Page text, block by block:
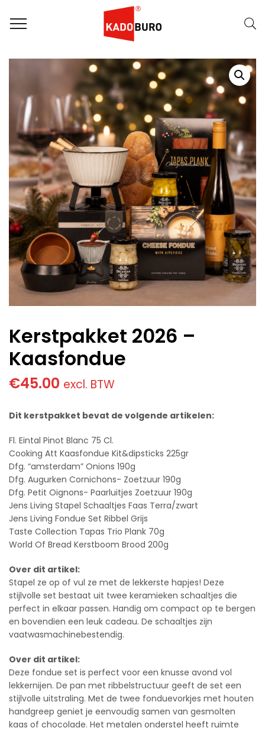
Home
Kerstpakketten
Kerstpakket 2026 – Kaasfondue
Kerstpakket 2026 –
Kaasfondue
€45.00 excl. BTW
Dit kerstpakket bevat de volgende artikelen:
Fl. Eintal Pinot Blanc 75 Cl.
Cooking Att Kaasfondue Kit&dipsticks 225gr
Dfg. “amsterdam” Onions 190g
Dfg. Augurken Cornichons- Zoetzuur 190g
Dfg. Petit Oignons- Paarluitjes Zoetzuur 190g
Jens Living Stapel Schaaltjes Faas Terra/zwart
Jens Living Fondue Set Ribbel Grijs
Taste Collection Tapas Trio Plank 70g
World Of Bread Kerstboom Brood 200g
Over dit artikel:
Stapel ze op of vul ze met de lekkerste hapjes! Deze
stijlvolle set bestaat uit twee keramieken schaaltjes die
perfect in elkaar passen. Handig om compact op te bergen
en bovendien een leuk cadeau. De schaaltjes zijn
vaatwasmachinebestendig.
Over dit artikel:
Deze fondue set is perfect voor een knusse avond vol
lekkernijen. De pan met ribbelstructuur geeft de set een
stijlvolle uitstraling. Met de twee fonduevorkjes met houten
handgreep geniet je eenvoudig samen van gesmolten
kaas of chocolade. Het metalen onderstel heeft ruimte